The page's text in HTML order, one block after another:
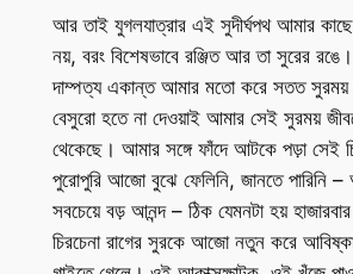
আর তাই যুগলযাত্রার এই সুদীর্ঘপথ আমার
নয়, বরং বিশেষভাবে রঞ্জিত আর তা সুরের
দাম্পত্য একান্ত আমার মতো করে সতত
বেসুরো হতে না দেওয়াই আমার সেই সুরময়
থেকেছে। আমার সঙ্গে ফাঁদে আটকে পড়া সেই
পুরোপুরি আজো বুঝে ফেলিনি, জানতে পারিনি
সবচেয়ে বড় আনন্দ – ঠিক যেমনটা হয়
চিরচেনা রাগের সুরকে আজো নতুন করে